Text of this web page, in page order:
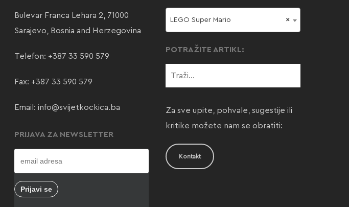
Bulevar Franca Lehara 2, 71000
Sarajevo, Bosnia and Herzegovina
Telefon: +387 33 590 579
Fax: +387 33 590 579
Email: info@svijetkockica.ba
PRIJAVA ZA NEWSLETTER
×
LEGO Super Mario
POTRAŽITE ARTIKL:
Za sve upite, pohvale, sugestije ili
kritike možete nam se obratiti:
Kontakt